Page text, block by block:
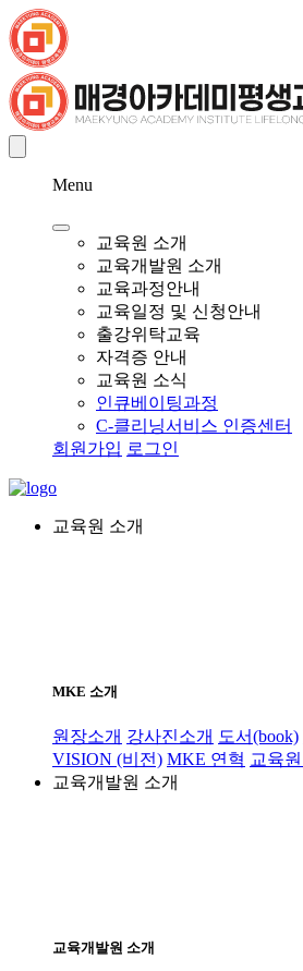
Menu
교육원 소개
교육개발원 소개
교육과정안내
교육일정 및 신청안내
출강위탁교육
자격증 안내
교육원 소식
인큐베이팅과정
C-클리닝서비스 인증센터
회원가입 로그인
교육원 소개
MKE 소개
원장소개 강사진소개 도서(book)
VISION (비전) MKE 연혁 교육
교육개발원 소개
교육개발원 소개